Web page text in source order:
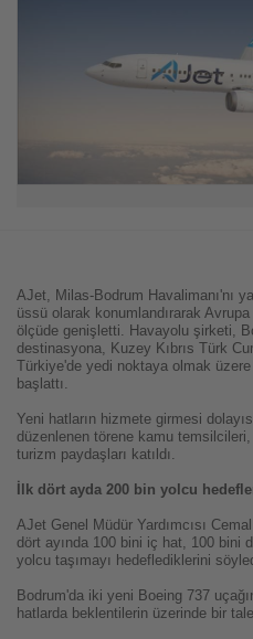
AJet, Milas-Bodrum Havalimanı'nı
üssü olarak konumlandırarak
ölçüde genişletti. Havayolu şirketi,
destinasyona, Kuzey Kıbrıs Türk
Türkiye'de yedi noktaya olmak
başlattı.
Yeni hatların hizmete girmesi
düzenlenen törene kamu
turizm paydaşları katıldı.
İlk dört ayda 200 bin yolcu
AJet Genel Müdür Yardımcısı
dört ayında 100 bini iç hat, 100 bini
yolcu taşımayı hedeflediklerini
Bodrum'da iki yeni Boeing 737
hatlarda beklentilerin üzerinde bir